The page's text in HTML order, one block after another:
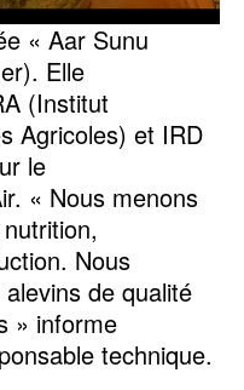
« Aar Sunu
Elle
(Institut
Agricoles) et IRD
le
« Nous menons
Nous
de qualité
» informe
technique.